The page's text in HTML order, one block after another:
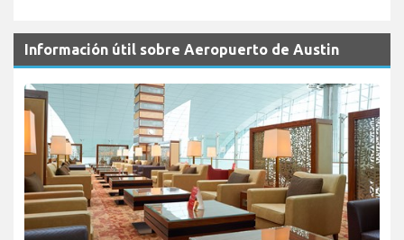
Información útil sobre Aeropuerto de Austin